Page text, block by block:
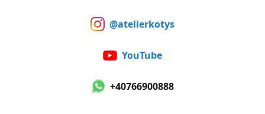
@atelierkotys
YouTube
+40766900888